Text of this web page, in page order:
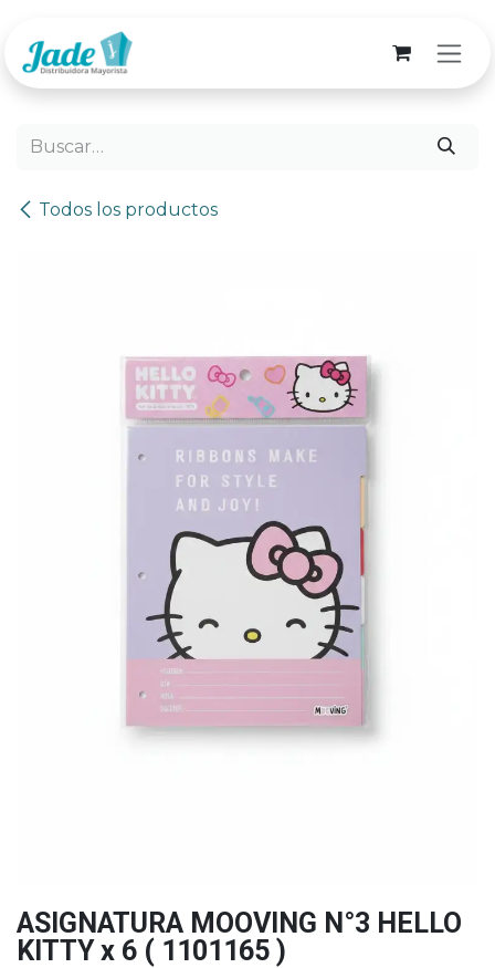
Todos los productos
ASIGNATURA MOOVING N°3 HELLO
KITTY x 6 ( 1101165 )